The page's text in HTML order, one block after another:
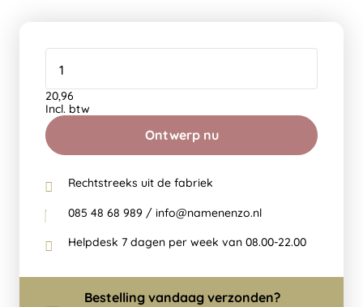
Ontwerp nu
20,96
Incl. btw
Rechtstreeks uit de fabriek
085 48 68 989 / info@namenenzo.nl
Helpdesk 7 dagen per week van 08.00-22.00
Bestelling vandaag verzonden?